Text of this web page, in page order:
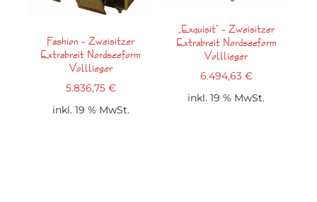
Fashion – Zweisitzer
Extrabreit Nordseeform
Volllieger
5.836,75 €
inkl. 19 % MwSt.
„Exquisit“ – Zweisitzer
Extrabreit Nordseeform
Volllieger
6.494,63 €
inkl. 19 % MwSt.